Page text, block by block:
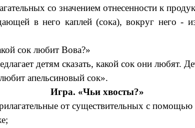
со значением отнесенности к
в него каплей (сока), вокруг него -
сок любит Вова?»
детям сказать, какой сок они любят.
апельсиновый сок».
Игра. «Чьи хвосты?»
от существительных с помощью